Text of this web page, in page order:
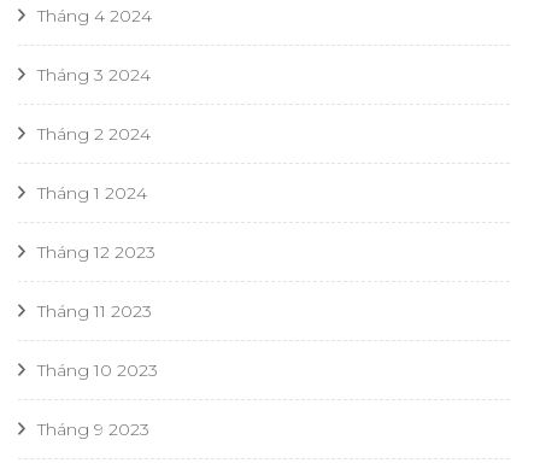
Tháng 4 2024
Tháng 3 2024
Tháng 2 2024
Tháng 1 2024
Tháng 12 2023
Tháng 11 2023
Tháng 10 2023
Tháng 9 2023